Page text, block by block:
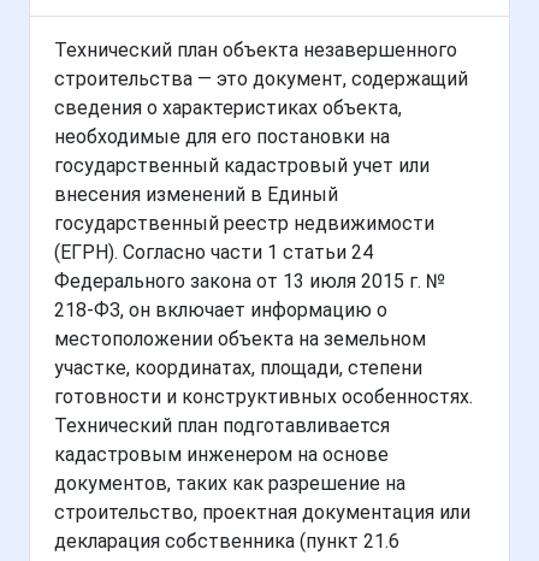
Технический план объекта незавершенного
строительства — это документ, содержащий
сведения о характеристиках объекта,
необходимые для его постановки на
государственный кадастровый учет или
внесения изменений в Единый
государственный реестр недвижимости
(ЕГРН). Согласно части 1 статьи 24
Федерального закона от 13 июля 2015 г. №
218-ФЗ, он включает информацию о
местоположении объекта на земельном
участке, координатах, площади, степени
готовности и конструктивных особенностях.
Технический план подготавливается
кадастровым инженером на основе
документов, таких как разрешение на
строительство, проектная документация или
декларация собственника (пункт 21.6